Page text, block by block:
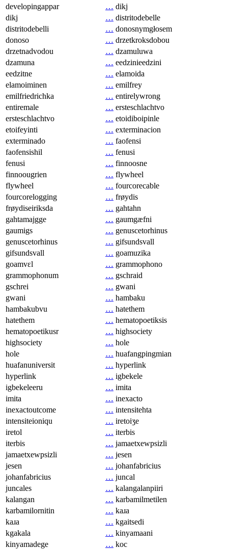
developingappar
… dikj
dikj
… distritodebelle
distritodebelli
… donosnymgłosem
donoso
… drzetkroksdobou
drzetnadvodou
… dzamuluwa
dzamuna
… eedzinieedzini
eedzitne
… elamoida
elamoiminen
… emilfrey
emilfriedrichka
… entirelywrong
entiremale
… ersteschlachtvo
ersteschlachtvo
… etoidiboipinle
etoifeyinti
… exterminacion
exterminado
… faofensi
faofensishil
… fenusi
fenusi
… finnoosne
finnoougrien
… flywheel
flywheel
… fourcorecable
fourcorelogging
… frøydis
frøydiseiriksda
… gahtahn
gahtamajgge
… gaumgæfni
gaumigs
… genuscetorhinus
genuscetorhinus
… gifsundsvall
gifsundsvall
… goamuzika
goamvɛl
… grammophono
grammophonum
… gschraid
gschrei
… gwani
gwani
… hambaku
hambakubvu
… hatethem
hatethem
… hematopoetiksis
hematopoetikusr
… highsociety
highsociety
… hole
hole
… huafangpingmian
huafanuniversit
… hyperlink
hyperlink
… igbekele
igbekeleeru
… imita
imita
… inexacto
inexactoutcome
… intensitehta
intensiteioniqu
… iretoiʒe
iretol
… iterbis
iterbis
… jamaetxewpsizli
jamaetxewpsizli
… jesen
jesen
… johanfabricius
johanfabricius
… juncal
juncales
… kalangalanpiiri
kalangan
… karbamilmetilen
karbamilornitin
… kaɹa
kaɹa
… kgaitsedi
kgakala
… kinyamaani
kinyamadege
… koc